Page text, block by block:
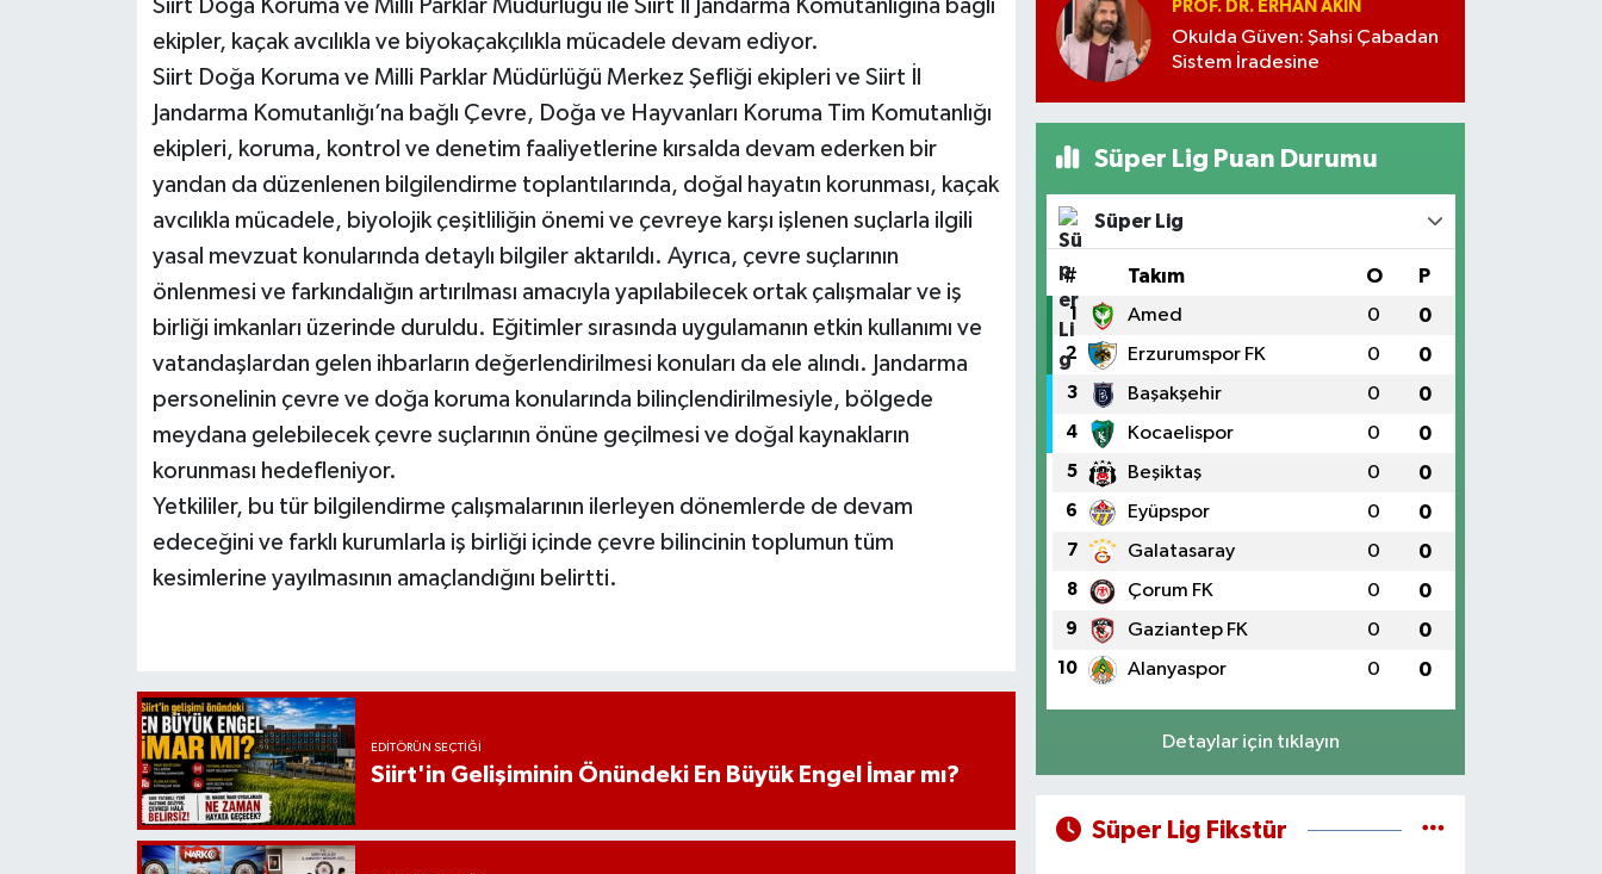
Siirt Doğa Koruma ve Milli Parklar Müdürlüğü ile Siirt İl Jandarma Komutanlığına bağlı
ekipler, kaçak avcılıkla ve biyokaçakçılıkla mücadele devam ediyor.
Siirt Doğa Koruma ve Milli Parklar Müdürlüğü Merkez Şefliği ekipleri ve Siirt İl
Jandarma Komutanlığı’na bağlı Çevre, Doğa ve Hayvanları Koruma Tim Komutanlığı
ekipleri, koruma, kontrol ve denetim faaliyetlerine kırsalda devam ederken bir
yandan da düzenlenen bilgilendirme toplantılarında, doğal hayatın korunması, kaçak
avcılıkla mücadele, biyolojik çeşitliliğin önemi ve çevreye karşı işlenen suçlarla ilgili
yasal mevzuat konularında detaylı bilgiler aktarıldı. Ayrıca, çevre suçlarının
önlenmesi ve farkındalığın artırılması amacıyla yapılabilecek ortak çalışmalar ve iş
birliği imkanları üzerinde duruldu. Eğitimler sırasında uygulamanın etkin kullanımı ve
vatandaşlardan gelen ihbarların değerlendirilmesi konuları da ele alındı. Jandarma
personelinin çevre ve doğa koruma konularında bilinçlendirilmesiyle, bölgede
meydana gelebilecek çevre suçlarının önüne geçilmesi ve doğal kaynakların
korunması hedefleniyor.
Yetkililer, bu tür bilgilendirme çalışmalarının ilerleyen dönemlerde de devam
edeceğini ve farklı kurumlarla iş birliği içinde çevre bilincinin toplumun tüm
kesimlerine yayılmasının amaçlandığını belirtti.
EDITÖRÜN SEÇTIĞI
Siirt'in Gelişiminin Önündeki En Büyük Engel İmar mı?
PROF. DR. ERHAN AKIN
Okulda Güven: Şahsi Çabadan
Sistem İradesine
Süper Lig Puan Durumu
Süper Lig
# Takım O P
1 Amed 0 0
2 Erzurumspor FK 0 0
3 Başakşehir 0 0
4 Kocaelispor 0 0
5 Beşiktaş 0 0
6 Eyüpspor 0 0
7 Galatasaray 0 0
8 Çorum FK 0 0
9 Gaziantep FK 0 0
10 Alanyaspor 0 0
Detaylar için tıklayın
Süper Lig Fikstür